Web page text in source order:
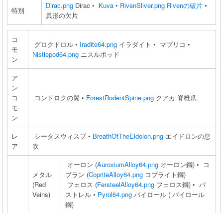
特別
Dirac.png Dirac • Kuva • RivenSliver.png Rivenの破片 •
異形の欠片
コ
モ
ン
グロクドロル • Iradite64.png イラダイト • マプリコ •
Nistlepod64.png ニスルポッド
ア
ン
コ
モ
ン
コンドロクの翼 • ForestRodentSpine.png クアカ 脊椎爪
レ
ア
シータスウィスプ • BreathOfTheEidolon.png エイドロンの息
吹
メタル
(Red
Veins)
オーロン (AuroxiumAlloy64.png オーロン鋼) • コ
プラン (CopriteAlloy64.png コプライト鋼)
フェロス (FersteelAlloy64.png フェロス鋼) • パ
ストレル • Pyrol64.png パイロール ( パイロール
鋼)